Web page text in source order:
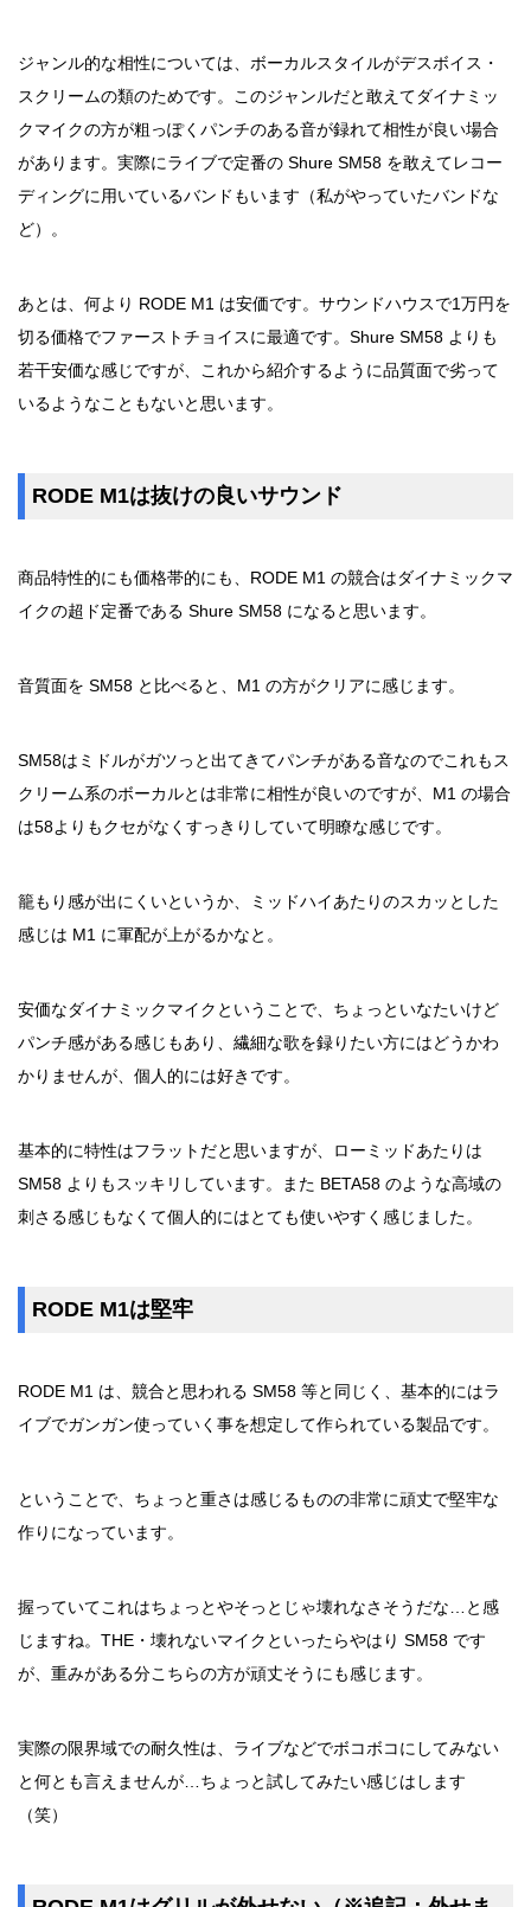
ジャンル的な相性については、ボーカルスタイルがデスボイス・
スクリームの類のためです。このジャンルだと敢えてダイナミッ
クマイクの方が粗っぽくパンチのある音が録れて相性が良い場合
があります。実際にライブで定番の Shure SM58 を敢えてレコー
ディングに用いているバンドもいます（私がやっていたバンドな
ど）。
あとは、何より RODE M1 は安価です。サウンドハウスで1万円を
切る価格でファーストチョイスに最適です。Shure SM58 よりも
若干安価な感じですが、これから紹介するように品質面で劣って
いるようなこともないと思います。
RODE M1は抜けの良いサウンド
商品特性的にも価格帯的にも、RODE M1 の競合はダイナミックマ
イクの超ド定番である Shure SM58 になると思います。
音質面を SM58 と比べると、M1 の方がクリアに感じます。
SM58はミドルがガツっと出てきてパンチがある音なのでこれもス
クリーム系のボーカルとは非常に相性が良いのですが、M1 の場合
は58よりもクセがなくすっきりしていて明瞭な感じです。
籠もり感が出にくいというか、ミッドハイあたりのスカッとした
感じは M1 に軍配が上がるかなと。
安価なダイナミックマイクということで、ちょっといなたいけど
パンチ感がある感じもあり、繊細な歌を録りたい方にはどうかわ
かりませんが、個人的には好きです。
基本的に特性はフラットだと思いますが、ローミッドあたりは
SM58 よりもスッキリしています。また BETA58 のような高域の
刺さる感じもなくて個人的にはとても使いやすく感じました。
RODE M1は堅牢
RODE M1 は、競合と思われる SM58 等と同じく、基本的にはラ
イブでガンガン使っていく事を想定して作られている製品です。
ということで、ちょっと重さは感じるものの非常に頑丈で堅牢な
作りになっています。
握っていてこれはちょっとやそっとじゃ壊れなさそうだな…と感
じますね。THE・壊れないマイクといったらやはり SM58 です
が、重みがある分こちらの方が頑丈そうにも感じます。
実際の限界域での耐久性は、ライブなどでボコボコにしてみない
と何とも言えませんが…ちょっと試してみたい感じはします
（笑）